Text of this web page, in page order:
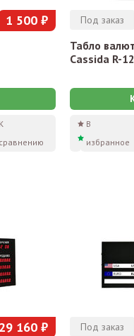
1 500 ₽
К
сравнению
Под заказ
Табло
Cassida R-12
В
избранное
29 160 ₽ Под заказ